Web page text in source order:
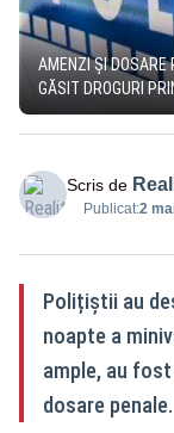
AMENZI ȘI DOSARE
GĂSIT DROGURI
Scris de
Publicat:2
Polițiștii au
noapte a
ample, au
dosare penale.